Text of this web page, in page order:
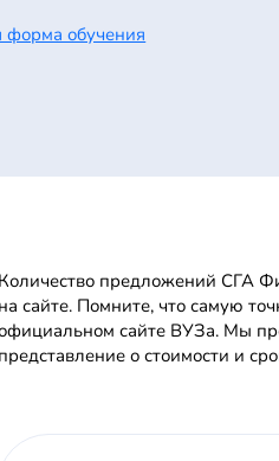
форма обучения
Количество предложений СГА
на сайте. Помните, что самую
сайте ВУЗа. Мы
представление о стоимости и